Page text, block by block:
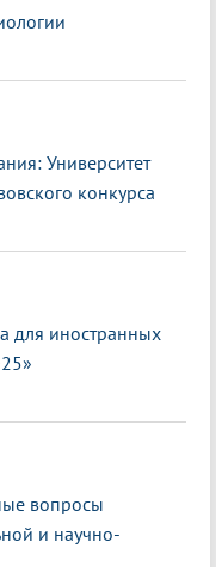
Университет
конкурса
для иностранных
вопросы
и научно-